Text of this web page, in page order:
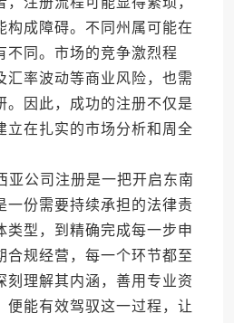
构成障碍。不同州属可能在
不同。市场的竞争激烈程
汇率波动等商业风险，也需
。因此，成功的注册不仅是
立在扎实的市场分析和周全
公司注册是一把开启东南
一份需要持续承担的法律责
类型，到精确完成每一步申
合规经营，每一个环节都至
刻理解其内涵，善用专业资
便能有效驾驭这一过程，让